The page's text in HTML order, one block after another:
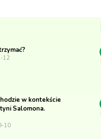
12
w kontekście
Salomona.
10